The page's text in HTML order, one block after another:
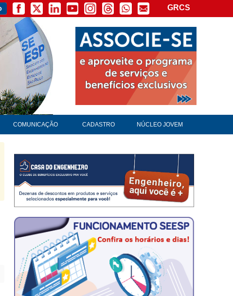
GRCS
COMUNICAÇÃO CADASTRO NÚCLEO JOVEM